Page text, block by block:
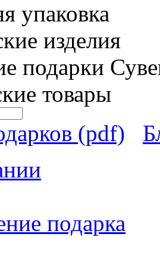
упаковка
изделия
подарки
товары
(pdf)
подарка